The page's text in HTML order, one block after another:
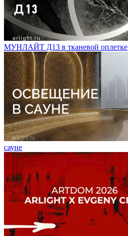
МУНЛАЙТ Д13 в тканевой оплетке
сауне